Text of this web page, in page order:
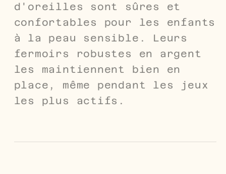
d'oreilles sont sûres et
confortables pour les enfants
à la peau sensible. Leurs
fermoirs robustes en argent
les maintiennent bien en
place, même pendant les jeux
les plus actifs.